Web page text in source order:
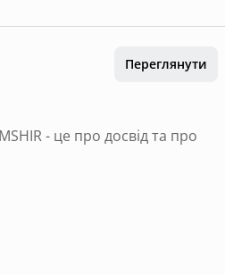
Переглянути
- це про досвід та про